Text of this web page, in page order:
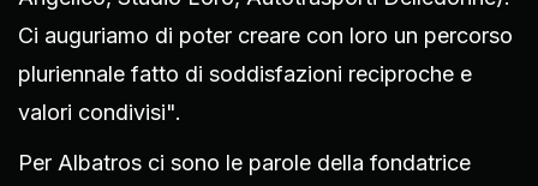
Ci auguriamo di poter creare con loro un percorso
pluriennale fatto di soddisfazioni reciproche e
valori condivisi".
Per Albatros ci sono le parole della fondatrice